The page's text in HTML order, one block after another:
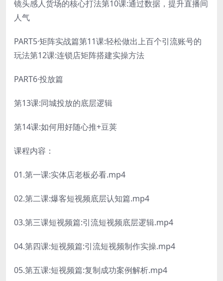
镜头感人货场的核心打法第10课:通过数据，提升直播间
人气
PART5·矩阵实战篇第11课:轻松做出上百个引流账号的
玩法第12课:连锁店矩阵搭建实操方法
PART6·投放篇
第13课:同城投放的底层逻辑
第14课:如何用好随心推+豆荚
课程内容：
01.第一课:实体店老板必看.mp4
02.第二课:爆客短视频底层认知篇.mp4
03.第三课短视频篇:引流短视频底层逻辑.mp4
04.第四课:短视频篇:引流短视频制作实操.mp4
05.第五课:短视频篇:复制成功案例解析.mp4